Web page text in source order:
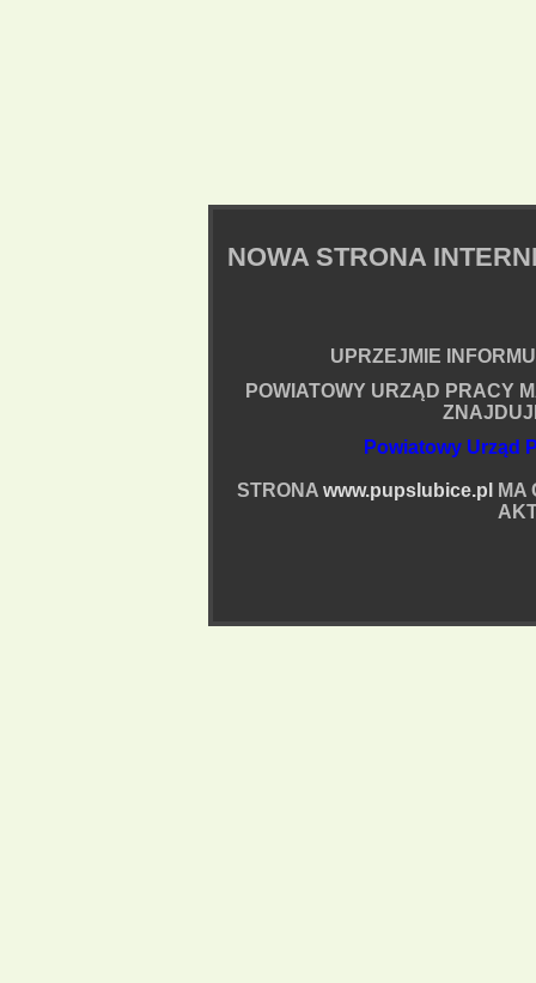
NOWA STRONA
UPRZEJMIE
POWIATOWY URZĄD PRACY
Powiatowy Urząd
STRONA www.pupslubice.pl
MA